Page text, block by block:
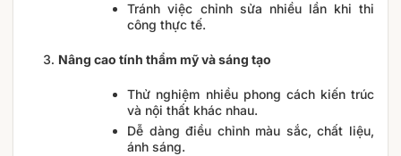
Tránh việc chỉnh sửa nhiều lần khi thi
công thực tế.
Nâng cao tính thẩm mỹ và sáng tạo
Thử nghiệm nhiều phong cách kiến trúc
và nội thất khác nhau.
Dễ dàng điều chỉnh màu sắc, chất liệu,
ánh sáng.